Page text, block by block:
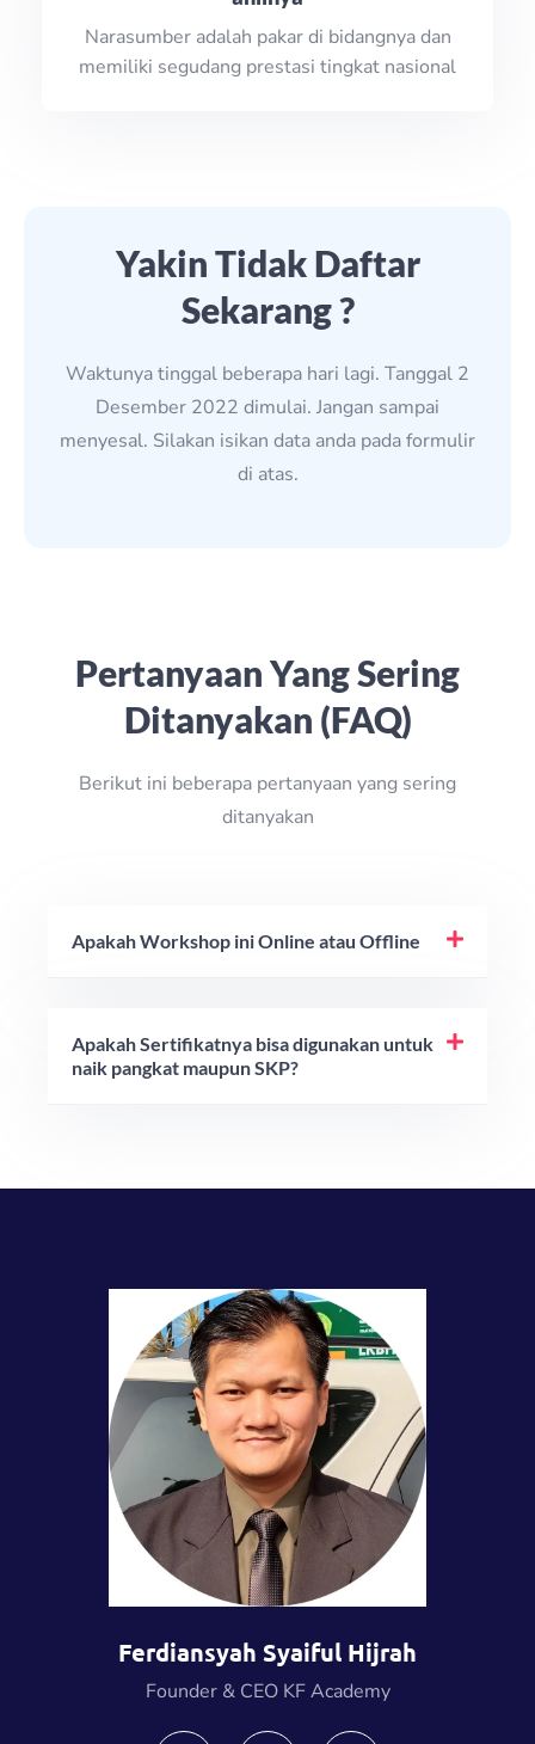
Narasumber adalah pakar di bidangnya dan
memiliki segudang prestasi tingkat nasional
Yakin Tidak Daftar
Sekarang ?
Waktunya tinggal beberapa hari lagi. Tanggal 2
Desember 2022 dimulai. Jangan sampai
menyesal. Silakan isikan data anda pada formulir
di atas.
Pertanyaan Yang Sering
Ditanyakan (FAQ)
Berikut ini beberapa pertanyaan yang sering
ditanyakan
Apakah Workshop ini Online atau Offline
Apakah Sertifikatnya bisa digunakan untuk
naik pangkat maupun SKP?
Ferdiansyah Syaiful Hijrah
Founder & CEO KF Academy